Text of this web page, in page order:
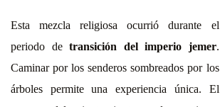
Esta mezcla religiosa ocurrió durante el
periodo detransición del imperio jemer.
Caminar por los senderos sombreados por los
árboles permite una experiencia única. El